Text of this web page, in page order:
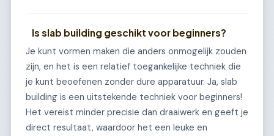
Is slab building geschikt voor beginners?
Je kunt vormen maken die anders onmogelijk zouden
zijn, en het is een relatief toegankelijke techniek die
je kunt beoefenen zonder dure apparatuur. Ja, slab
building is een uitstekende techniek voor beginners!
Het vereist minder precisie dan draaiwerk en geeft je
direct resultaat, waardoor het een leuke en